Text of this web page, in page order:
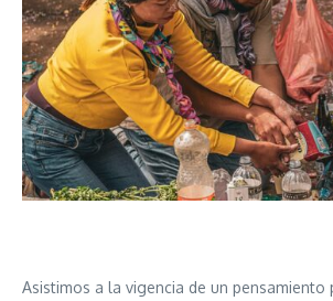
Asistimos a la vigencia de un pensamiento